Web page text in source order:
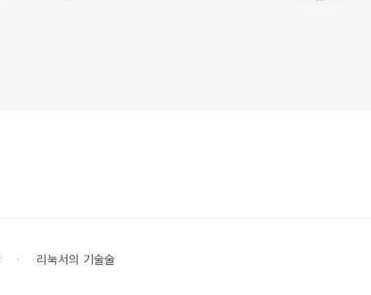
리눅서의 기술술